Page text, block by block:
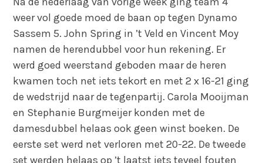
weer vol goede moed de baan op tegen Dynamo
Sassem 5. John Spring in ’t Veld en Vincent Moy
namen de herendubbel voor hun rekening. Er
werd goed weerstand geboden maar de heren
kwamen toch net iets tekort en met 2 x 16-21 ging
de wedstrijd naar de tegenpartij. Carola Mooijman
en Stephanie Burgmeijer konden met de
damesdubbel helaas ook geen winst boeken. De
eerste set werd net verloren met 20-22. De tweede
set werden helaas op ’t laatst iets teveel fouten